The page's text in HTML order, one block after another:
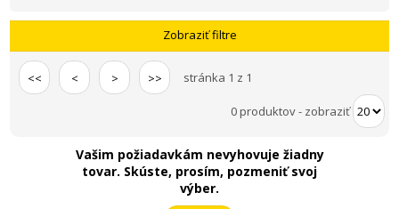
Zobraziť filtre
<< < > >> stránka 1 z 1
0 produktov- zobraziť
Vašim požiadavkám nevyhovuje žiadny
tovar. Skúste, prosím, pozmeniť svoj
výber.